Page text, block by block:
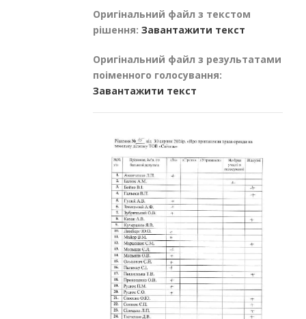
Оригінальний файл з текстом
рішення: Завантажити текст
Оригінальний файл з результатами
поіменного голосування:
Завантажити текст